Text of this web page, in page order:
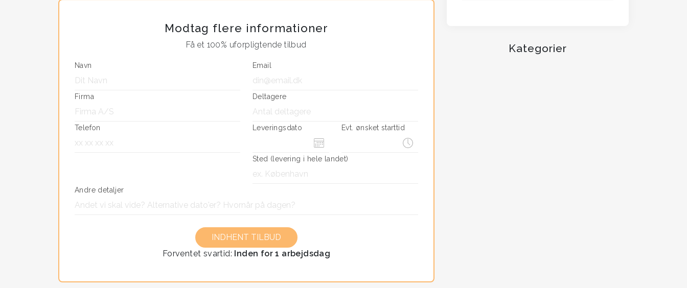
For et halvdagsarrangement på 2,5-3 timer er der en startpris på 8.500,- og 395 pp.
Indhent altid et specifikt tilbud på det i har brug for.
Modtag flere informationer
Få et 100% uforpligtende tilbud
Navn
Firma
Telefon
Email
Deltagere
Leveringsdato Evt. ønsket starttid
Sted (levering i hele landet)
Andre detaljer
Forventet svartid: Inden for 1 arbejdsdag
Kategorier